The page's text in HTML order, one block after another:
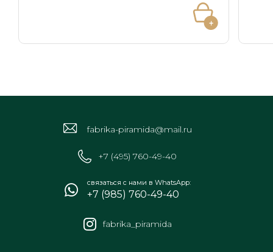
fabrika-piramida@mail.ru
+7 (495) 760-49-40
связаться с нами в WhatsApp:
+7 (985) 760-49-40
fabrika_piramida